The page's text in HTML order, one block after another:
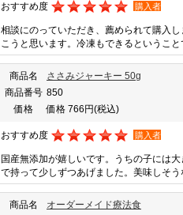
おすすめ度 購入者
相談にのっていただき、薦められて購入
こうと思います。冷凍もできるということ
商品名
ささみジャーキー 50g
商品番号 850
価格
価格 766円(税込)
おすすめ度 購入者
国産無添加が嬉しいです。うちの子には
で持って少しずつあげました。美味しそ
商品名
オーダーメイド療法食